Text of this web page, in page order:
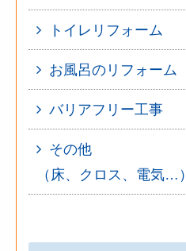
トイレリフォーム
お風呂のリフォーム
バリアフリー工事
その他
（床、クロス、電気…）